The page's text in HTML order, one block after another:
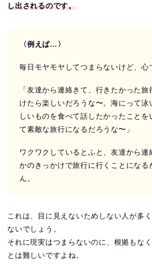
し出されるのです。
〈例えば…〉
毎日モヤモヤしてつまらないけど、心
「友達から連絡きて、行きたかった
けたら楽しいだろうな〜。海にって泳
しいものを食べて話したかったことを
て素敵な旅行になるだろうな〜」
ワクワクしているとふと、友達から連
かのきっかけで旅行に行くことになる
ん。
これは、目に見えないためしない人が多
ないでしょう。
それに現実はつまらないのに、根拠もな
とは難しいですよね。